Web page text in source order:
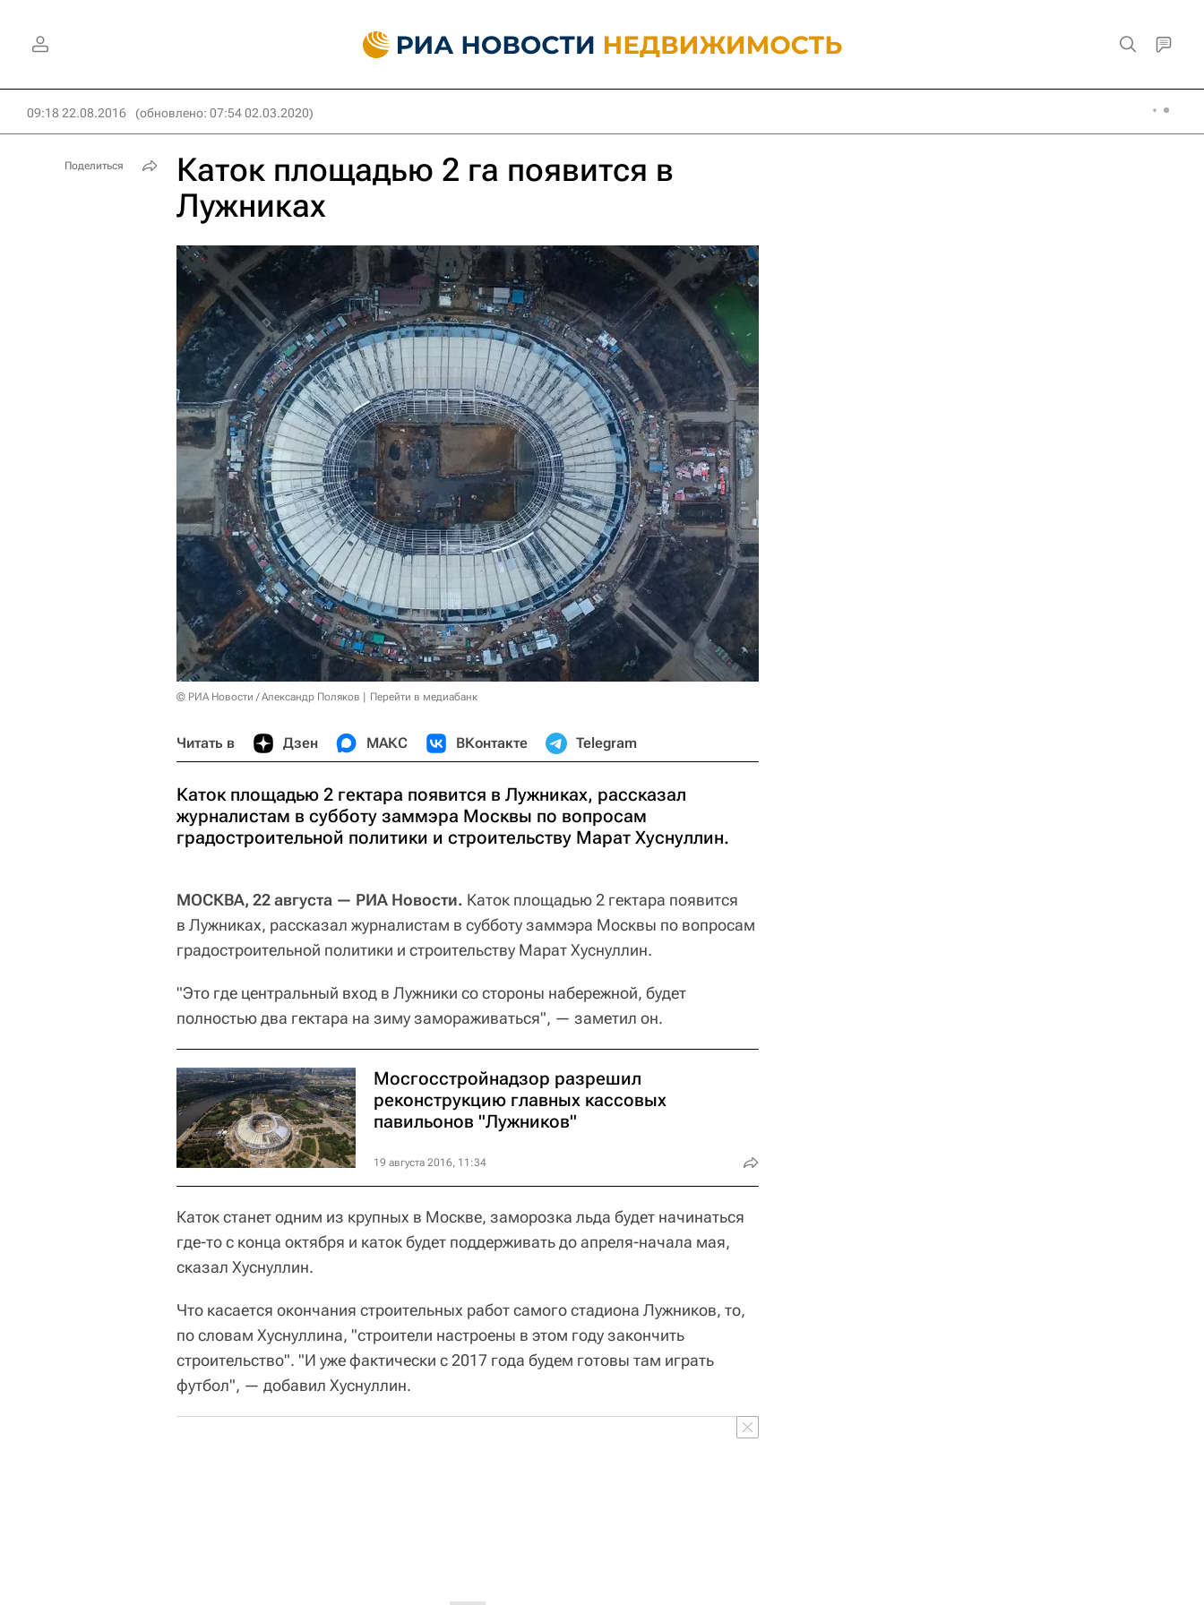
09:18 22.08.2016 (обновлено: 07:54 02.03.2020)
Каток площадью 2 га появится в
Лужниках
© РИА Новости / Александр Поляков Перейти в медиабанк
Читать в Дзен МАКС ВКонтакте Telegram
Каток площадью 2 гектара появится в Лужниках, рассказал
журналистам в субботу заммэра Москвы по вопросам
градостроительной политики и строительству Марат Хуснуллин.
МОСКВА, 22 августа — РИА Новости. Каток площадью 2 гектара появится
в Лужниках, рассказал журналистам в субботу заммэра Москвы по вопросам
градостроительной политики и строительству Марат Хуснуллин.
"Это где центральный вход в Лужники со стороны набережной, будет
полностью два гектара на зиму замораживаться", — заметил он.
Мосгосстройнадзор разрешил
реконструкцию главных кассовых
павильонов "Лужников"
19 августа 2016, 11:34
Каток станет одним из крупных в Москве, заморозка льда будет начинаться
где-то с конца октября и каток будет поддерживать до апреля-начала мая,
сказал Хуснуллин.
Что касается окончания строительных работ самого стадиона Лужников, то,
по словам Хуснуллина, "строители настроены в этом году закончить
строительство". "И уже фактически с 2017 года будем готовы там играть
футбол", — добавил Хуснуллин.
Поделиться